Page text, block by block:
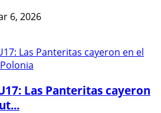
6, 2026
Las Panteritas cayeron